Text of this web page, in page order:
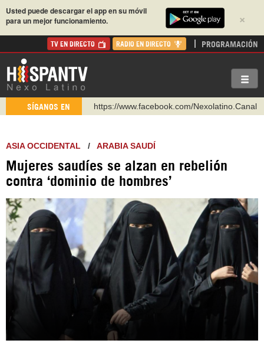
×
Usted puede descargar el app en su móvil
para un mejor funcionamiento.
TV EN DIRECTO RADIO EN DIRECTO PROGRAMACIÓN
SÍGANOS EN
https://www.youtube.com/@nexo_latino
https://t.me/hispantvcanal
https://urmedium.com/c/hispantv
WhatsApp y Viber: +98 921 79 29 404
https://www.facebook.com/Nexolatino.Canal
ASIA OCCIDENTAL / ARABIA SAUDÍ
Mujeres saudíes se alzan en rebelión
contra ‘dominio de hombres’